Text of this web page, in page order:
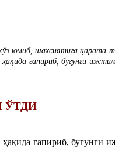
юмиб, шахсиятига
гапириб, бугунги
ЎТДИ
гапириб, бугунги